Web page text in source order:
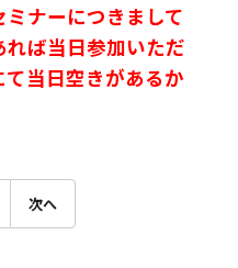
ナーにつきまして
ば当日参加いただ
当日空きがあるか
次へ